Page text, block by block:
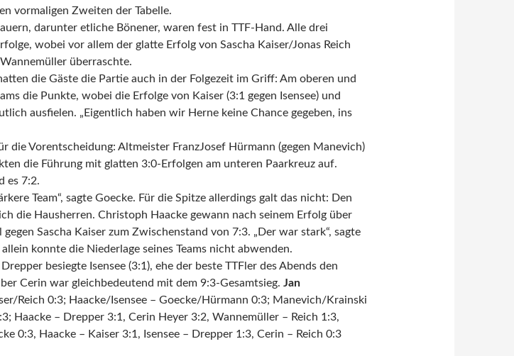
vormaligen Zweiten der Tabelle.
darunter etliche Bönener, waren fest in TTF-Hand. Alle drei
wobei vor allem der glatte Erfolg von Sascha Kaiser/Jonas Reich
überraschte.
die Gäste die Partie auch in der Folgezeit im Griff: Am oberen und
die Punkte, wobei die Erfolge von Kaiser (3:1 gegen Isensee) und
ausfielen. „Eigentlich haben wir Herne keine Chance gegeben, ins
die Vorentscheidung: Altmeister FranzJosef Hürmann (gegen Manevich)
die Führung mit glatten 3:0-Erfolgen am unteren Paarkreuz auf.
es 7:2.
Team“, sagte Goecke. Für die Spitze allerdings galt das nicht: Den
die Hausherren. Christoph Haacke gewann nach seinem Erfolg über
Sascha Kaiser zum Zwischenstand von 7:3. „Der war stark“, sagte
konnte die Niederlage seines Teams nicht abwenden.
besiegte Isensee (3:1), ehe der beste TTFler des Abends den
Cerin war gleichbedeutend mit dem 9:3-Gesamtsieg. Jan
Reich 0:3; Haacke/Isensee – Goecke/Hürmann 0:3; Manevich/Krainski
Haacke – Drepper 3:1, Cerin Heyer 3:2, Wannemüller – Reich 1:3,
0:3, Haacke – Kaiser 3:1, Isensee – Drepper 1:3, Cerin – Reich 0:3